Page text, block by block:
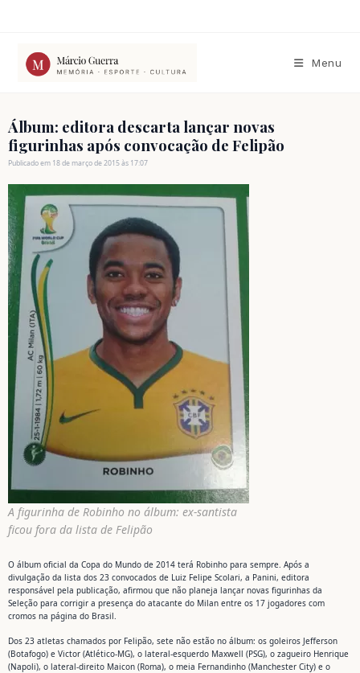
conteúdo
Menu
Álbum: editora descarta lançar novas
figurinhas após convocação de Felipão
Publicado em 18 de março de 2015 às 17:07
A figurinha de Robinho no álbum: ex-santista
ficou fora da lista de Felipão
O álbum oficial da Copa do Mundo de 2014 terá Robinho para sempre. Após a
divulgação da lista dos 23 convocados de Luiz Felipe Scolari, a Panini, editora
responsável pela publicação, afirmou que não planeja lançar novas figurinhas da
Seleção para corrigir a presença do atacante do Milan entre os 17 jogadores com
cromos na página do Brasil.
Dos 23 atletas chamados por Felipão, sete não estão no álbum: os goleiros Jefferson
(Botafogo) e Victor (Atlético-MG), o lateral-esquerdo Maxwell (PSG), o zagueiro Henrique
(Napoli), o lateral-direito Maicon (Roma), o meia Fernandinho (Manchester City) e o